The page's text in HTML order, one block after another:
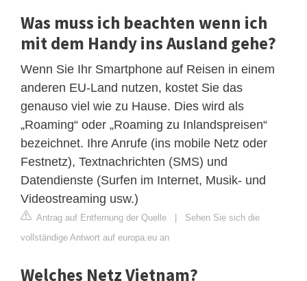
Was muss ich beachten wenn ich
mit dem Handy ins Ausland gehe?
Wenn Sie Ihr Smartphone auf Reisen in einem
anderen EU-Land nutzen, kostet Sie das
genauso viel wie zu Hause. Dies wird als
„Roaming“ oder „Roaming zu Inlandspreisen“
bezeichnet. Ihre Anrufe (ins mobile Netz oder
Festnetz), Textnachrichten (SMS) und
Datendienste (Surfen im Internet, Musik- und
Videostreaming usw.)
Antrag auf Entfernung der Quelle
Sehen Sie sich die
vollständige Antwort auf europa.eu an
Welches Netz Vietnam?